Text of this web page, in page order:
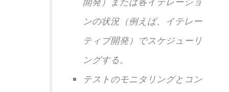
ンの状況（例えば、イテレー
ティブ開発）でスケジューリ
ングする。
テストのモニタリングとコン